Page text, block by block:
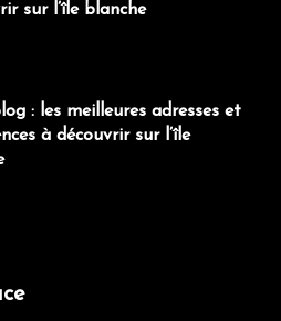
sur l’île blanche
: les meilleures adresses et
à découvrir sur l’île